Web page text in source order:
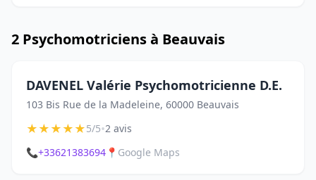
2 Psychomotriciens à Beauvais
DAVENEL Valérie Psychomotricienne D.E.
103 Bis Rue de la Madeleine, 60000 Beauvais
★★★★★5/5•2 avis
📞+33621383694 📍 Google Maps